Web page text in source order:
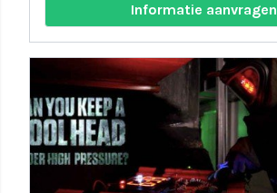
Informatie aanvragen